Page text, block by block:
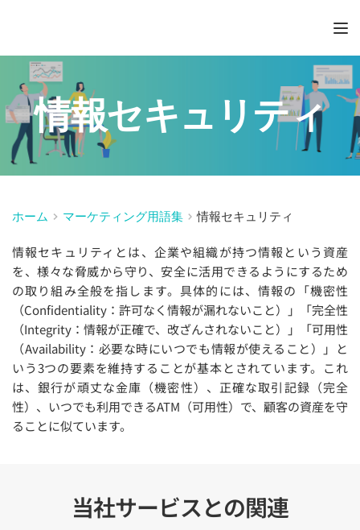
情報セキュリティ
ホーム マーケティング用語集 情報セキュリティ
情報セキュリティとは、企業や組織が持つ情報という資産
を、様々な脅威から守り、安全に活用できるようにするため
の取り組み全般を指します。具体的には、情報の「機密性
（Confidentiality：許可なく情報が漏れないこと）」「完全性
（Integrity：情報が正確で、改ざんされないこと）」「可用性
（Availability：必要な時にいつでも情報が使えること）」と
いう3つの要素を維持することが基本とされています。これ
は、銀行が頑丈な金庫（機密性）、正確な取引記録（完全
性）、いつでも利用できるATM（可用性）で、顧客の資産を守
ることに似ています。
当社サービスとの関連